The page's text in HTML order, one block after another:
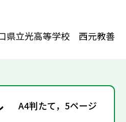
県立光高等学校 西元教善
A4判たて，5ページ